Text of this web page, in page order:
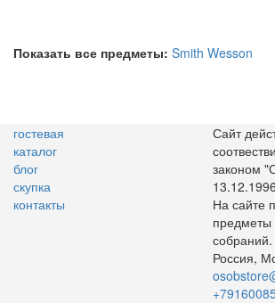
Показать все предметы: Smith Wesson
гостевая
каталог
блог
скупка
контакты
Сайт
законом
На сайте
предметы
собраний.
Россия,